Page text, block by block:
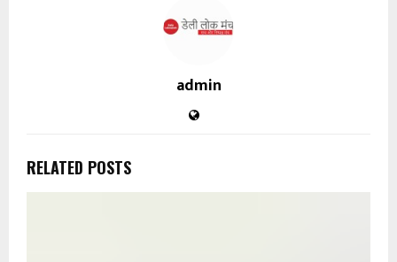
admin
RELATED POSTS